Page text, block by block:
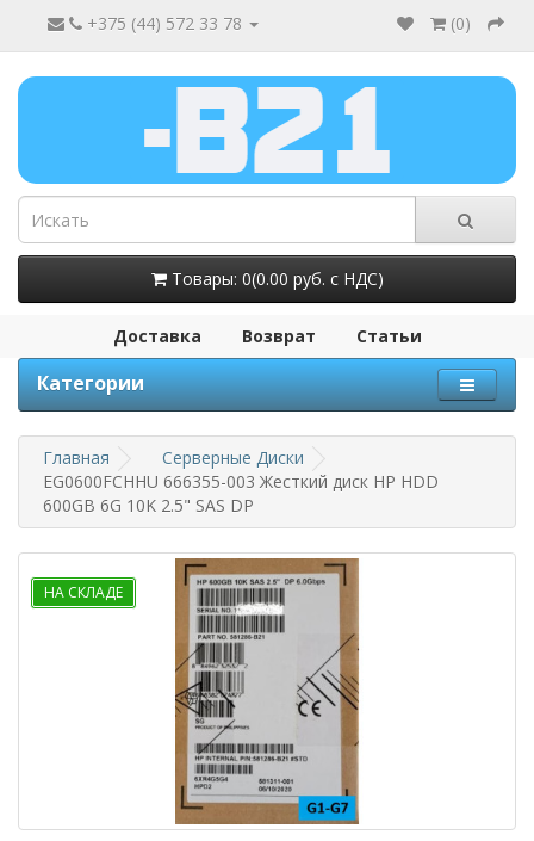
+375 (44) 572 33 78 (0)
Товары: 0(0.00 руб. с НДС)
Доставка Возврат Статьи
Категории
Главная
Серверные Диски
EG0600FCHHU 666355-003 Жесткий диск HP HDD
600GB 6G 10K 2.5" SAS DP
НА СКЛАДЕ